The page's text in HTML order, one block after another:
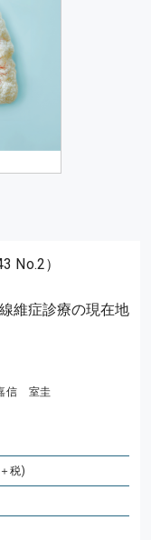
No.2）
維症診療の現在地
信 室圭
税)